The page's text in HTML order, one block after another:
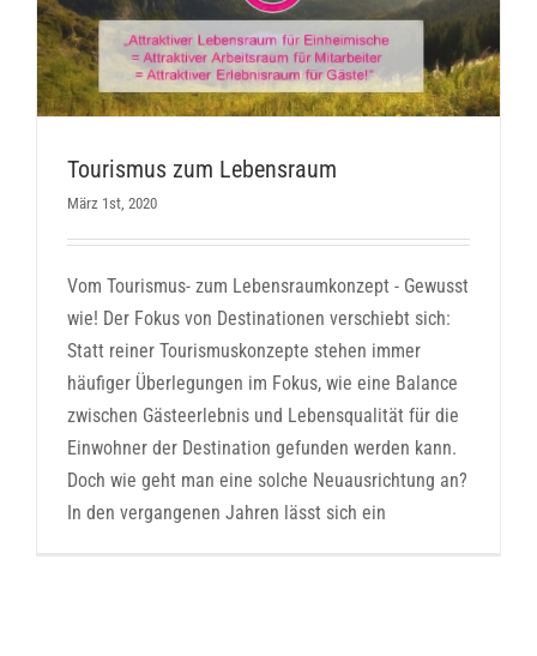
Tourismus zum Lebensraum
März 1st, 2020
Vom Tourismus- zum Lebensraumkonzept - Gewusst
wie! Der Fokus von Destinationen verschiebt sich:
Statt reiner Tourismuskonzepte stehen immer
häufiger Überlegungen im Fokus, wie eine Balance
zwischen Gästeerlebnis und Lebensqualität für die
Einwohner der Destination gefunden werden kann.
Doch wie geht man eine solche Neuausrichtung an?
In den vergangenen Jahren lässt sich ein